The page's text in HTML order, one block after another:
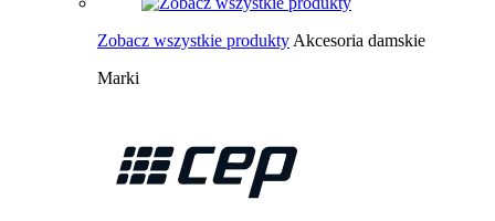
Zobacz wszystkie produkty Akcesoria damskie
Marki